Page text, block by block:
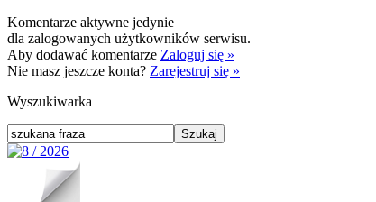
Komentarze aktywne jedynie
dla zalogowanych użytkowników serwisu.
Aby dodawać komentarze Zaloguj się »
Nie masz jeszcze konta? Zarejestruj się »
Wyszukiwarka